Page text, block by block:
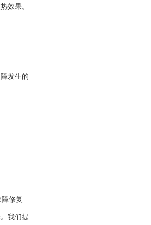
效果。
发生的
修复
我们提